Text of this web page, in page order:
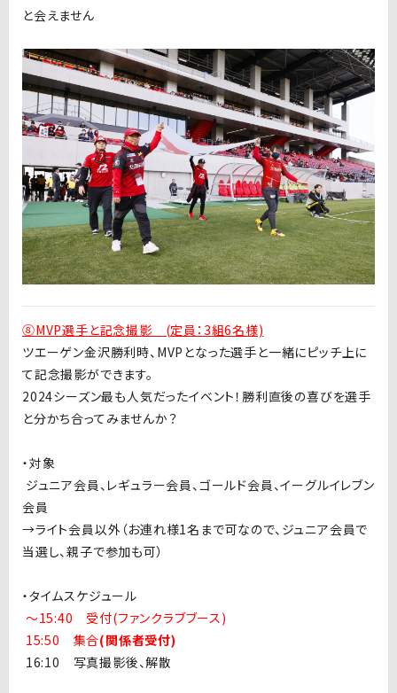
と会えません
⑧MVP選手と記念撮影 (定員：3組6名様)
ツエーゲン金沢勝利時、 MVP となった選手と一緒にピッチ上に
て記念撮影ができます。
2024シーズン最も人気だったイベント！勝利直後の喜びを選手
と分かち合ってみませんか？
・対象
ジュニア会員、レギュラー会員、ゴールド会員、イーグルイレブン
会員
→ライト会員以外（お連れ様1名まで可なので、ジュニア会員で
当選し、親子で参加も可）
・タイムスケジュール
〜15:40 受付(ファンクラブブース)
15:50
集合(関係者受付)
16:10 写真撮影後、解散